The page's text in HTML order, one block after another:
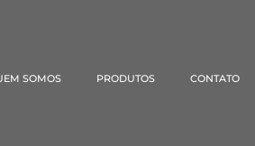
SOMOS PRODUTOS CONTATO